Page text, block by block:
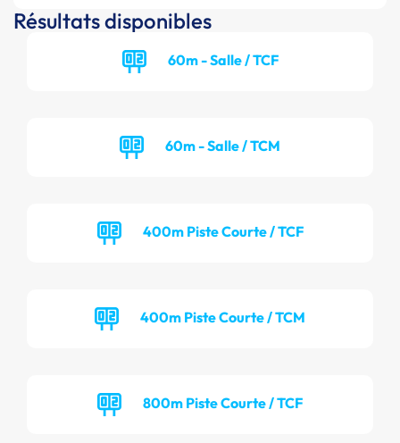
Résultats disponibles
60m - Salle / TCF
60m - Salle / TCM
400m Piste Courte / TCF
400m Piste Courte / TCM
800m Piste Courte / TCF